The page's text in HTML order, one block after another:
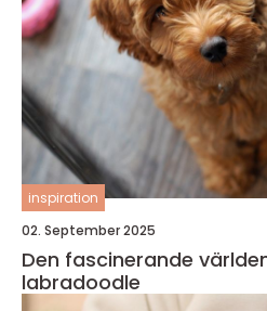
inspiration
02. September 2025
Den fascinerande
labradoodle